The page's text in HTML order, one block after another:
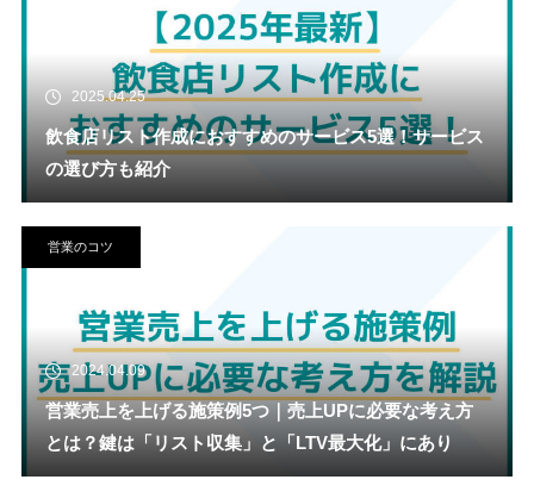
2025.04.25
飲食店リスト作成におすすめのサービス5選！サービス
の選び方も紹介
営業のコツ
2024.04.09
営業売上を上げる施策例5つ｜売上UPに必要な考え方
とは？鍵は「リスト収集」と「LTV最大化」にあり